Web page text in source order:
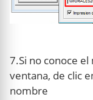
7.Si no conoce
ventana, de clic
nombre